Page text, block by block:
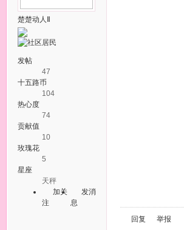
楚楚动人Ⅱ
发帖
47
十五路币
104
热心度
74
贡献值
10
玫瑰花
5
星座
天秤
加关
注
发消
息
回复 举报